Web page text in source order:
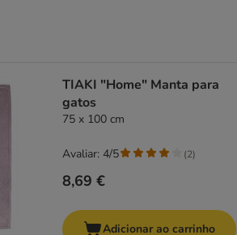
TIAKI "Home" Manta para
gatos
75 x 100 cm
8,69 €
Avaliar: 4/5 (2)
Adicionar ao carrinho